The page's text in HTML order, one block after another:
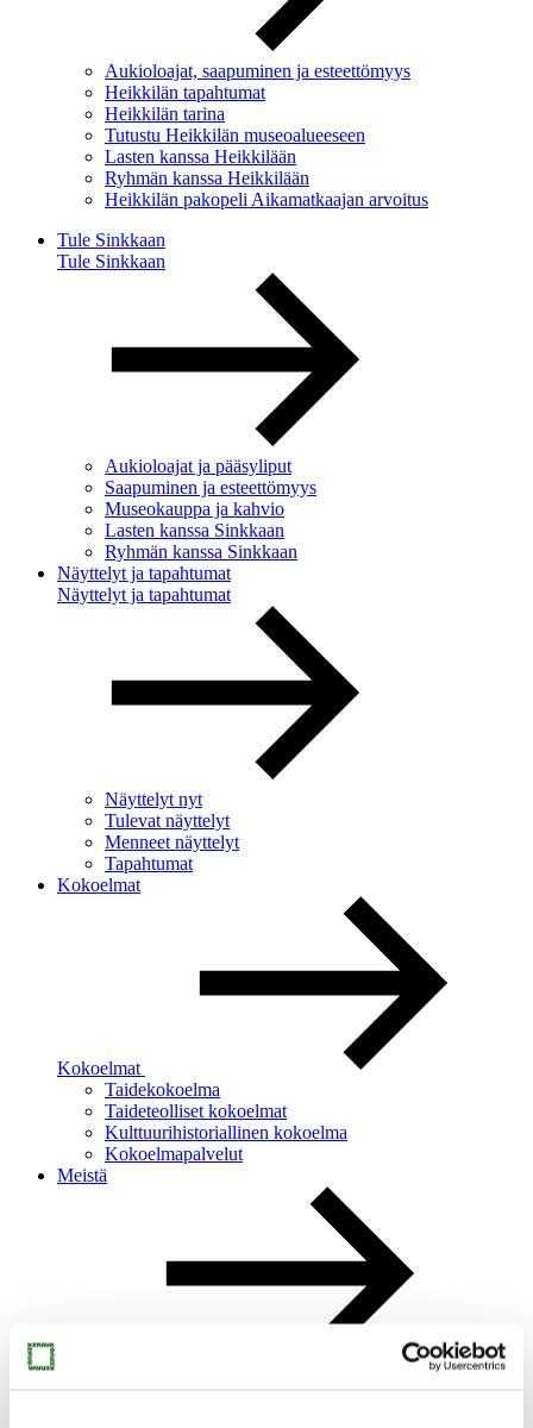
Aukioloajat, saapuminen ja esteettömyys
Heikkilän tapahtumat
Heikkilän tarina
Tutustu Heikkilän museoalueeseen
Lasten kanssa Heikkilään
Ryhmän kanssa Heikkilään
Heikkilän pakopeli Aikamatkaajan arvoitus
Tule Sinkkaan
Tule Sinkkaan
Aukioloajat ja pääsyliput
Saapuminen ja esteettömyys
Museokauppa ja kahvio
Lasten kanssa Sinkkaan
Ryhmän kanssa Sinkkaan
Näyttelyt ja tapahtumat
Näyttelyt ja tapahtumat
Näyttelyt nyt
Tulevat näyttelyt
Menneet näyttelyt
Tapahtumat
Kokoelmat
Kokoelmat
Taidekokoelma
Taideteolliset kokoelmat
Kulttuurihistoriallinen kokoelma
Kokoelmapalvelut
Meistä